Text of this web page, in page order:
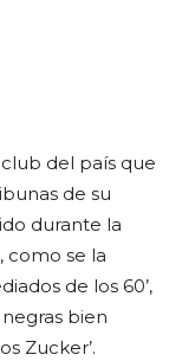
del país que
de su
durante la
como se la
de los 60’,
bien
Zucker’.